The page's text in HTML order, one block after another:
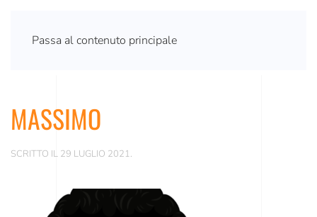
Passa al contenuto principale
MASSIMO
SCRITTO IL 29 LUGLIO 2021.